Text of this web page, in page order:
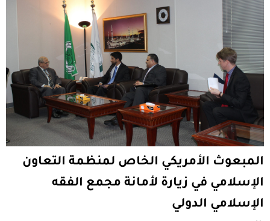
المبعوث الأمريكي الخاص لمنظمة التعاون
الإسلامي في زيارة لأمانة مجمع الفقه
الإسلامي الدولي